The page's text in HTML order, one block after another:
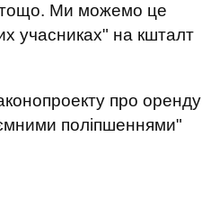
тощо. Ми можемо це
учасниках" на кшталт
про оренду
поліпшеннями"